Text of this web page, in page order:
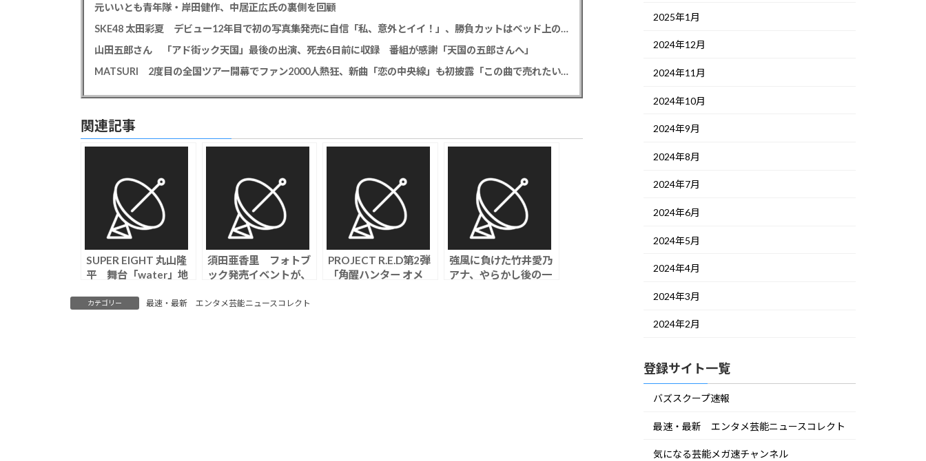
元いいとも青年隊・岸田健作、中居正広氏の裏側を回顧
SKE48 太田彩夏 デビュー12年目で初の写真集発売に自信「私、意外とイイ！」、勝負カットはベッド上のヌーディーな姿
山田五郎さん 「アド街ック天国」最後の出演、死去6日前に収録 番組が感謝「天国の五郎さんへ」
MATSURI 2度目の全国ツアー開幕でファン2000人熱狂、新曲「恋の中央線」も初披露「この曲で売れたいよ！」
関連記事
SUPER EIGHT 丸山隆
平 舞台「water」地
的作品で主演「まだま
須田亜香里 フォトブ
ック発売イベントが、
丸かぶりも「見てから
PROJECT R.E.D第2弾
「角醒ハンター オメ
強風に負けた竹井愛乃
アナ、やらかし後の一
カテゴリー 最速・最新 エンタメ芸能ニュースコレクト
2025年1月
2024年12月
2024年11月
2024年10月
2024年9月
2024年8月
2024年7月
2024年6月
2024年5月
2024年4月
2024年3月
2024年2月
登録サイト一覧
バズスクープ速報
最速・最新 エンタメ芸能ニュースコレクト
気になる芸能メガ速チャンネル